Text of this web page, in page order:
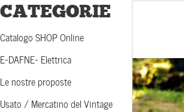
CATEGORIE
Catalogo SHOP Online
E-DAFNE- Elettrica
Le nostre proposte
Usato / Mercatino del Vintage